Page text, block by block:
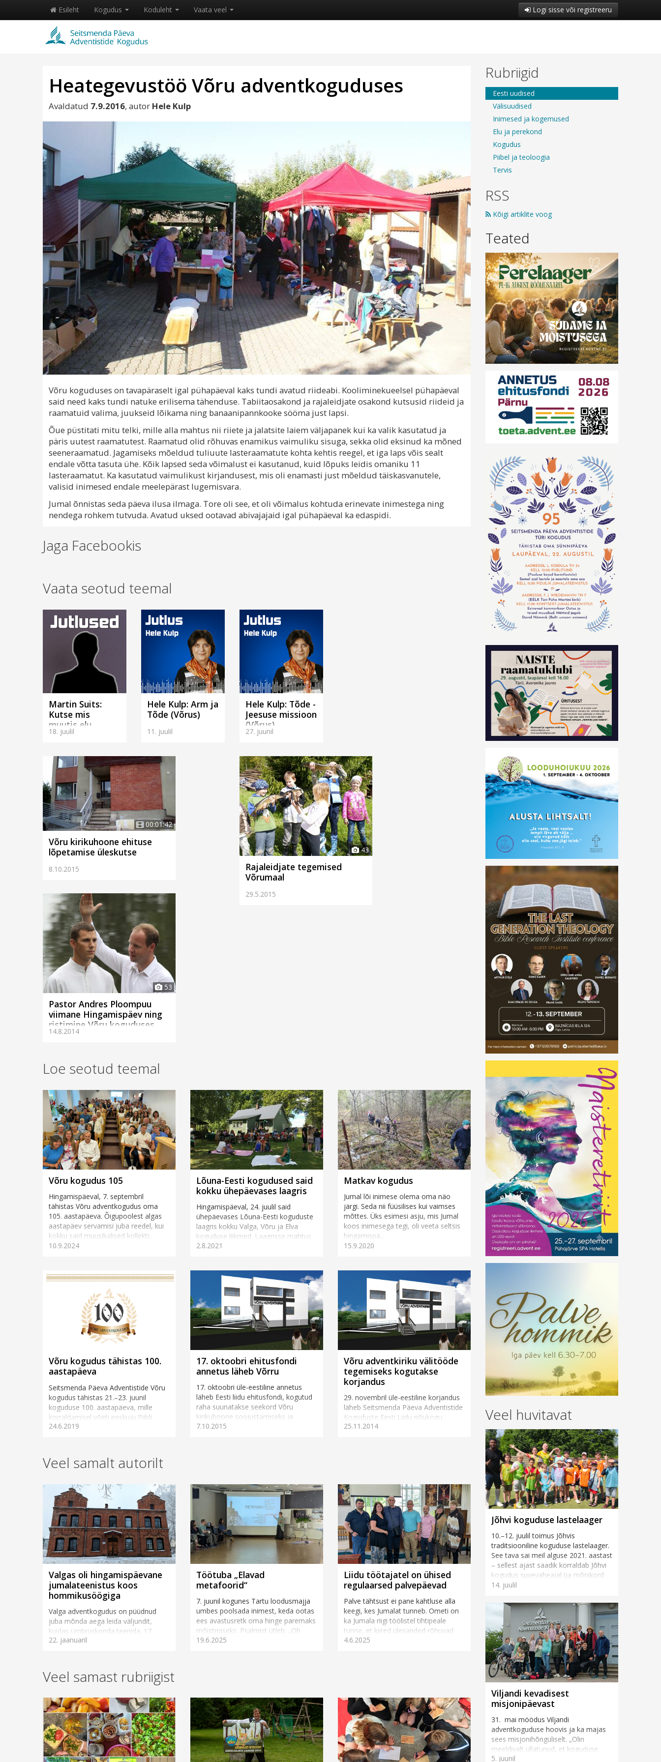
Esileht Kogudus Koduleht Vaata veel Logi sisse või registreeru
Heategevustöö Võru adventkoguduses
Avaldatud 7.9.2016, autor Hele Kulp
Võru koguduses on tavapäraselt igal pühapäeval kaks tundi avatud riideabi. Kooliminekueelsel pühapäeval
said need kaks tundi natuke erilisema tähenduse. Tabiitaosakond ja rajaleidjate osakond kutsusid riideid ja
raamatuid valima, juukseid lõikama ning banaanipannkooke sööma just lapsi.
Õue püstitati mitu telki, mille alla mahtus nii riiete ja jalatsite laiem väljapanek kui ka valik kasutatud ja
päris uutest raamatutest. Raamatud olid rõhuvas enamikus vaimuliku sisuga, sekka olid eksinud ka mõned
seeneraamatud. Jagamiseks mõeldud tuliuute lasteraamatute kohta kehtis reegel, et iga laps võis sealt
endale võtta tasuta ühe. Kõik lapsed seda võimalust ei kasutanud, kuid lõpuks leidis omaniku 11
lasteraamatut. Ka kasutatud vaimulikust kirjandusest, mis oli enamasti just mõeldud täiskasvanutele,
valisid inimesed endale meelepärast lugemisvara.
Jumal õnnistas seda päeva ilusa ilmaga. Tore oli see, et oli võimalus kohtuda erinevate inimestega ning
nendega rohkem tutvuda. Avatud uksed ootavad abivajajaid igal pühapäeval ka edaspidi.
Jaga Facebookis
Vaata seotud teemal
Martin Suits:
Kutse mis
muutis elu
(Võrus)
18. juulil
Hele Kulp: Arm ja
Tõde (Võrus)
11. juulil
Hele Kulp: Tõde -
Jeesuse missioon
(Võrus)
27. juunil
00:01:42
Võru kirikuhoone ehituse
lõpetamise üleskutse
8.10.2015
43
Rajaleidjate tegemised
Võrumaal
29.5.2015
53
Pastor Andres Ploompuu
viimane Hingamispäev ning
ristimine Võru koguduses
14.8.2014
Loe seotud teemal
Võru kogudus 105
Hingamispäeval, 7. septembril
tähistas Võru adventkogudus oma
105. aastapäeva. Õigupoolest algas
aastapäev servamisi juba reedel, kui
kokku said muusikalised kollekti...
10.9.2024
Lõuna-Eesti kogudused said
kokku ühepäevases laagris
Hingamispäeval, 24. juulil said
ühepäevases Lõuna-Eesti koguduste
laagris kokku Valga, Võru ja Elva
koguduse liikmed. Laagrisse mahtus
ühiseid jutuajamisi ja sö&...
2.8.2021
Matkav kogudus
Jumal lõi inimese olema oma näo
järgi. Seda nii füüsilises kui vaimses
mõttes. Üks esimesi asju, mis Jumal
koos inimesega tegi, oli veeta seltsis
hingamispä...
15.9.2020
Võru kogudus tähistas 100.
aastapäeva
Seitsmenda Päeva Adventistide Võru
kogudus tähistas 21.–23. juunil
koguduse 100. aastapäeva, mille
korraldamisel võeti eeskuju Piibli
lehtmajade pühast ning mil...
24.6.2019
17. oktoobri ehitusfondi
annetus läheb Võrru
17. oktoobri üle-eestiline annetus
läheb Eesti liidu ehitusfondi, kogutud
raha suunatakse seekord Võru
kirikuhoone soojustamiseks ja
välisfassaadi tööde lõpetami...
7.10.2015
Võru adventkiriku välitööde
tegemiseks kogutakse
korjandus
29. novembril üle-eestiline korjandus
läheb Seitsmenda Päeva Adventistide
Koguduste Eesti Liidu nõukogu
otsusega Võru adventkiriku
25.11.2014
Veel samalt autorilt
Valgas oli hingamispäevane
jumalateenistus koos
hommikusöögiga
Valga adventkogudus on püüdnud
juba mõnda aega leida väljundit,
kuidas ümbruskonda teenida. 17.
jaanuaril katsime jumalateenistuse
22. jaanuaril
Töötuba „Elavad
metafoorid“
7. juunil kogunes Tartu loodusmajja
umbes poolsada inimest, keda ootas
ees avastusretk oma hinge paremaks
mõistmiseks. Psalmist ütleb: „Oh
Jumal, uuri mind ja tunne ära mu
19.6.2025
Liidu töötajatel on ühised
regulaarsed palvepäevad
Palve tähtsust ei pane kahtluse alla
keegi, kes Jumalat tunneb. Ometi on
ka Jumala riigi töölistel tihtipeale
tunne, et kiired ülesanded rõhuvad
selliselt peale, et palve ja...
4.6.2025
Veel samast rubriigist
Rubriigid
Eesti uudised
Välisuudised
Inimesed ja kogemused
Elu ja perekond
Kogudus
Piibel ja teoloogia
Tervis
RSS
Kõigi artiklite voog
Teated
Veel huvitavat
Jõhvi koguduse lastelaager
10.–12. juulil toimus Jõhvis
traditsiooniline koguduse lastelaager.
See tava sai meil alguse 2021. aastast
– sellest ajast saadik korraldab Jõhvi
kogudus suvevaheajal (ja mõnikord
ka muul vahea...
14. juulil
Viljandi kevadisest
misjonipäevast
31. mai möödus Viljandi
adventkoguduse hoovis ja ka majas
sees misjonihõnguliselt. „Olin
meeldivalt üllatunud, et koguduse
rahvas ja ka inimesed tänavalt tõid
5. juunil